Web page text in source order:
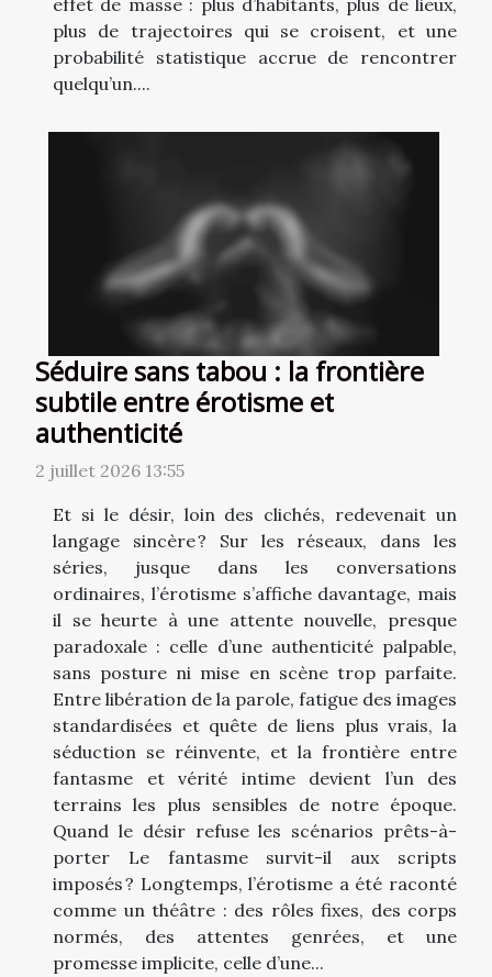
effet de masse : plus d’habitants, plus de lieux,
plus de trajectoires qui se croisent, et une
probabilité statistique accrue de rencontrer
quelqu’un....
Séduire sans tabou : la frontière
subtile entre érotisme et
authenticité
2 juillet 2026 13:55
Et si le désir, loin des clichés, redevenait un
langage sincère ? Sur les réseaux, dans les
séries, jusque dans les conversations
ordinaires, l’érotisme s’affiche davantage, mais
il se heurte à une attente nouvelle, presque
paradoxale : celle d’une authenticité palpable,
sans posture ni mise en scène trop parfaite.
Entre libération de la parole, fatigue des images
standardisées et quête de liens plus vrais, la
séduction se réinvente, et la frontière entre
fantasme et vérité intime devient l’un des
terrains les plus sensibles de notre époque.
Quand le désir refuse les scénarios prêts-à-
porter Le fantasme survit-il aux scripts
imposés ? Longtemps, l’érotisme a été raconté
comme un théâtre : des rôles fixes, des corps
normés, des attentes genrées, et une
promesse implicite, celle d’une...